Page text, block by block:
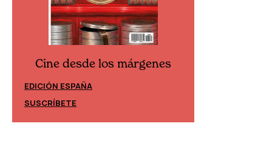
Cine desde los márgenes
EDICIÓN ESPAÑA
SUSCRÍBETE